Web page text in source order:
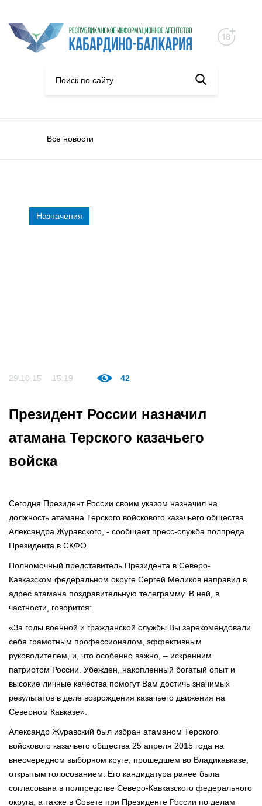
Все новости
Назначения
29.10.15 15:19 42
Президент России назначил
атамана Терского казачьего
войска
Сегодня Президент России своим указом назначил на
должность атамана Терского войскового казачьего общества
Александра Журавского, - сообщает пресс-служба полпреда
Президента в СКФО.
Полномочный представитель Президента в Северо-
Кавказском федеральном округе Сергей Меликов направил в
адрес атамана поздравительную телеграмму. В ней, в
частности, говорится:
«За годы военной и гражданской службы Вы зарекомендовали
себя грамотным профессионалом, эффективным
руководителем, и, что особенно важно, – искренним
патриотом России. Убежден, накопленный богатый опыт и
высокие личные качества помогут Вам достичь значимых
результатов в деле возрождения казачьего движения на
Северном Кавказе».
Александр Журавский был избран атаманом Терского
войскового казачьего общества 25 апреля 2015 года на
внеочередном выборном круге, прошедшем во Владикавказе,
открытым голосованием. Его кандидатура ранее была
согласована в полпредстве Северо-Кавказского федерального
округа, а также в Совете при Президенте России по делам